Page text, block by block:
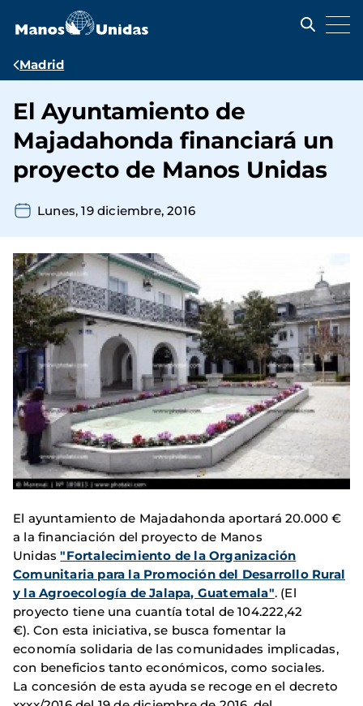
contenido
Ruta
navegación
Madrid
El Ayuntamiento de
Majadahonda financiará un
proyecto de Manos Unidas
Lunes, 19 diciembre, 2016
El ayuntamiento de Majadahonda aportará 20.000 €
a la financiación del proyecto de Manos
Unidas"Fortalecimiento de la Organización
Comunitaria para la Promoción del Desarrollo Rural
y la Agroecología de Jalapa, Guatemala". (El
proyecto tiene una cuantía total de 104.222,42
€). Con esta iniciativa, se busca fomentar la
economía solidaria de las comunidades implicadas,
con beneficios tanto económicos, como sociales.
La concesión de esta ayuda se recoge en el decreto